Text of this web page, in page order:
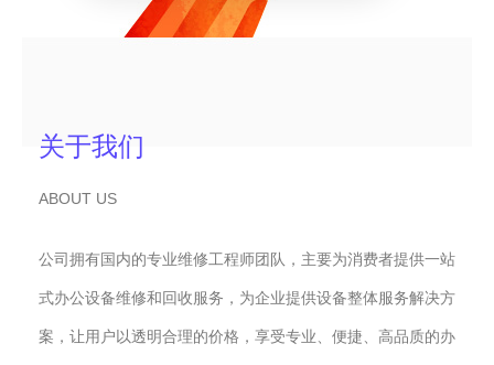
关于我们
ABOUT US
公司拥有国内的专业维修工程师团队，主要为消费者提供一站
式办公设备维修和回收服务，为企业提供设备整体服务解决方
案，让用户以透明合理的价格，享受专业、便捷、高品质的办